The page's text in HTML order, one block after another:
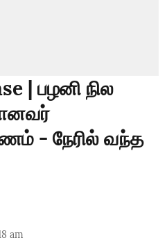
| பழனி நில
- நேரில் வந்த
am